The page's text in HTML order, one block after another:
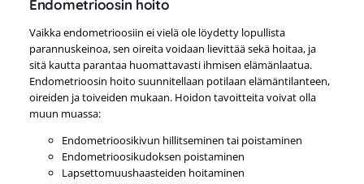
Endometrioosin hoito
Vaikka endometrioosiin ei vielä ole löydetty lopullista
parannuskeinoa, sen oireita voidaan lievittää sekä hoitaa, ja
sitä kautta parantaa huomattavasti ihmisen elämänlaatua.
Endometrioosin hoito suunnitellaan potilaan elämäntilanteen,
oireiden ja toiveiden mukaan. Hoidon tavoitteita voivat olla
muun muassa:
Endometrioosikivun hillitseminen tai poistaminen
Endometrioosikudoksen poistaminen
Lapsettomuushaasteiden hoitaminen